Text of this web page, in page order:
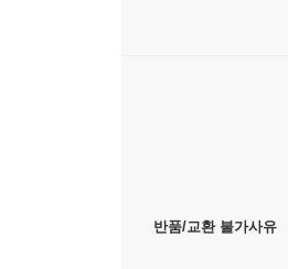
반품/교환 불가사유